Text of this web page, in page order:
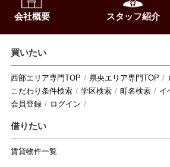
会社概要 スタッフ紹介
買いたい
西部エリア専門TOP 県央エリア専門TOP
こだわり条件検索
学区検索 町名検索
イ
会員登録
ログイン
借りたい
賃貸物件一覧